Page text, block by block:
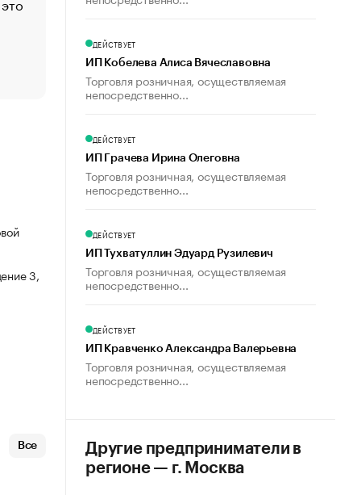
Что обвинения против Павла Дурова значат для
пользователей
3,
Все
ДЕЙСТВУЕТ
ИП Кобелева Алиса Вячеславовна
Торговля розничная, осуществляемая
непосредственно...
ДЕЙСТВУЕТ
ИП Грачева Ирина Олеговна
Торговля розничная, осуществляемая
непосредственно...
ДЕЙСТВУЕТ
ИП Тухватуллин Эдуард Рузилевич
Торговля розничная, осуществляемая
непосредственно...
ДЕЙСТВУЕТ
ИП Кравченко Александра Валерьевна
Торговля розничная, осуществляемая
непосредственно...
Другие предприниматели в
регионе — г. Москва